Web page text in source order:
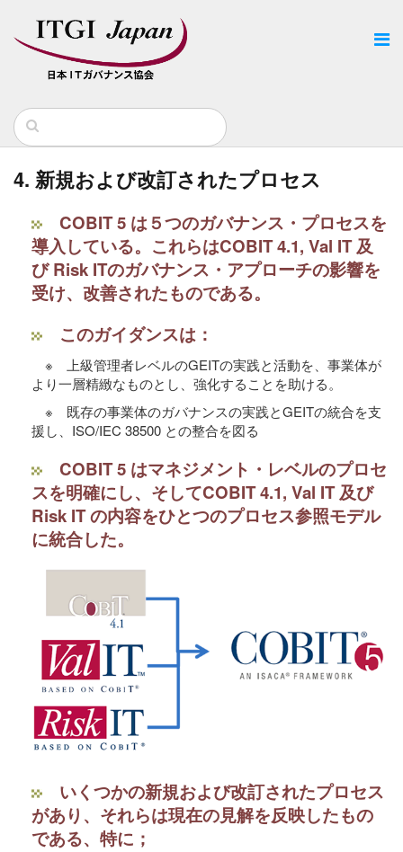
4. 新規および改訂されたプロセス
COBIT 5 は５つのガバナンス・プロセスを
導入している。これらはCOBIT 4.1, Val IT 及
び Risk ITのガバナンス・アプローチの影響を
受け、改善されたものである。
このガイダンスは：
※ 上級管理者レベルのGEITの実践と活動を、事業体が
より一層精緻なものとし、強化することを助ける。
※ 既存の事業体のガバナンスの実践とGEITの統合を支
援し、ISO/IEC 38500 との整合を図る
COBIT 5 はマネジメント・レベルのプロセ
スを明確にし、そしてCOBIT 4.1, Val IT 及び
Risk IT の内容をひとつのプロセス参照モデル
に統合した。
いくつかの新規および改訂されたプロセス
があり、それらは現在の見解を反映したもの
である、特に；